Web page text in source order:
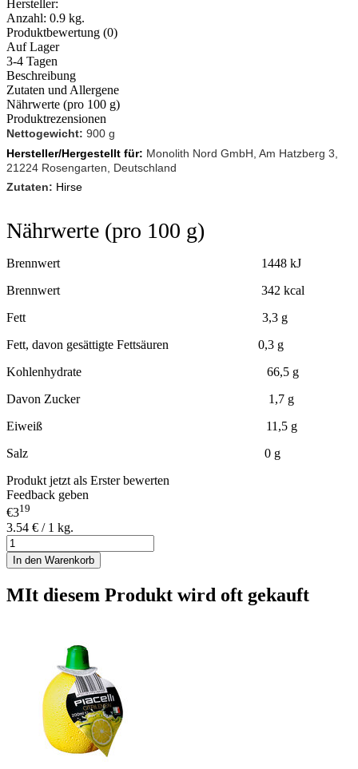
Hersteller:
Anzahl: 0.9 kg.
Produktbewertung (0)
Auf Lager
3-4 Tagen
Beschreibung
Zutaten und Allergene
Nährwerte (pro 100 g)
Produktrezensionen
Nettogewicht: 900 g
Hersteller/Hergestellt für: Monolith Nord GmbH, Am Hatzberg 3,
21224 Rosengarten, Deutschland
Zutaten: Hirse
Nährwerte (pro 100 g)
Brennwert 1448 kJ
Brennwert 342 kcal
Fett 3,3 g
Fett, davon gesättigte Fettsäuren 0,3 g
Kohlenhydrate 66,5 g
Davon Zucker 1,7 g
Eiweiß 11,5 g
Salz 0 g
Produkt jetzt als Erster bewerten
Feedback geben
€319
3.54 € / 1 kg.
In den Warenkorb
MIt diesem Produkt wird oft gekauft